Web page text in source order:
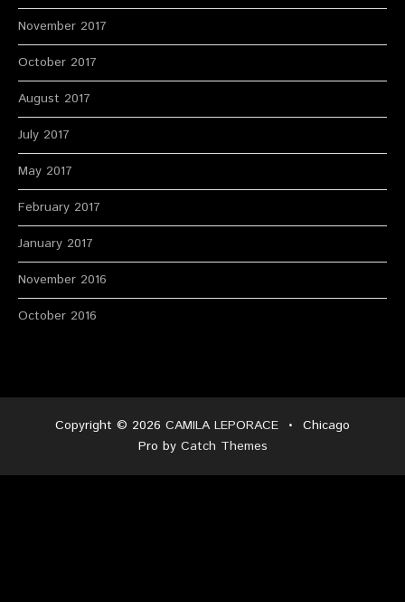
November 2017
October 2017
August 2017
July 2017
May 2017
February 2017
January 2017
November 2016
October 2016
Copyright © 2026 CAMILA LEPORACE • Chicago
Pro by Catch Themes